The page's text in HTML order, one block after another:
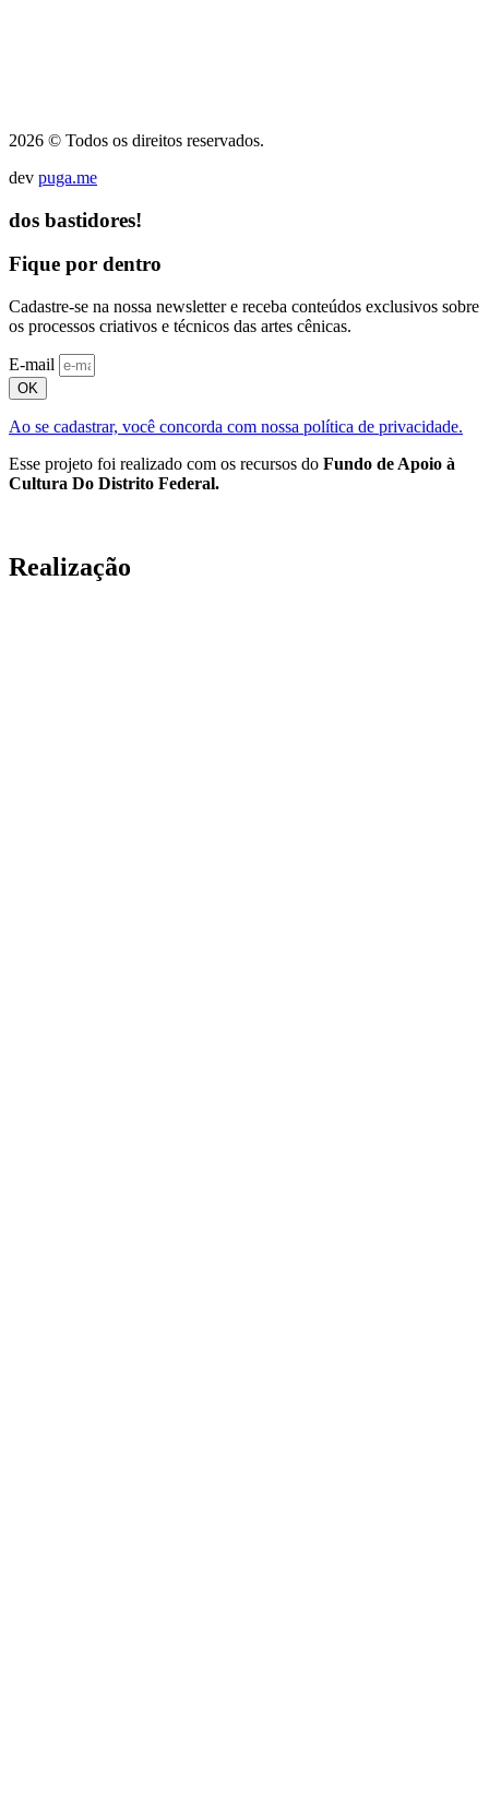
2026 © Todos os direitos reservados.
dev puga.me
dos bastidores!
Fique por dentro
Cadastre-se na nossa newsletter e receba conteúdos exclusivos sobre
os processos criativos e técnicos das artes cênicas.
E-mail
OK
Ao se cadastrar, você concorda com nossa política de privacidade.
Esse projeto foi realizado com os recursos do Fundo de Apoio à
Cultura Do Distrito Federal.
Realização